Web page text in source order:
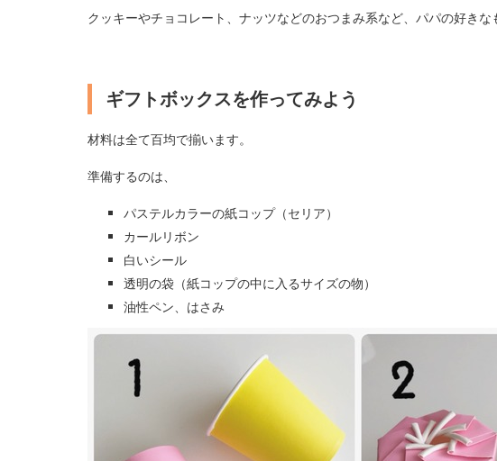
クッキーやチョコレート、ナッツなどのおつまみ系など、パパの好きな
ギフトボックスを作ってみよう
材料は全て百均で揃います。
準備するのは、
パステルカラーの紙コップ（セリア）
カールリボン
白いシール
透明の袋（紙コップの中に入るサイズの物）
油性ペン、はさみ